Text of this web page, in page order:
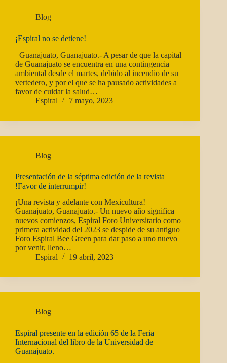
Blog
¡Espiral no se detiene!
Guanajuato, Guanajuato.- A pesar de que la capital
de Guanajuato se encuentra en una contingencia
ambiental desde el martes, debido al incendio de su
vertedero, y por el que se ha pausado actividades a
favor de cuidar la salud…
Espiral
7 mayo, 2023
Blog
Presentación de la séptima edición de la revista
!Favor de interrumpir!
¡Una revista y adelante con Mexicultura!
Guanajuato, Guanajuato.- Un nuevo año significa
nuevos comienzos, Espiral Foro Universitario como
primera actividad del 2023 se despide de su antiguo
Foro Espiral Bee Green para dar paso a uno nuevo
por venir, lleno…
Espiral
19 abril, 2023
Blog
Espiral presente en la edición 65 de la Feria
Internacional del libro de la Universidad de
Guanajuato.